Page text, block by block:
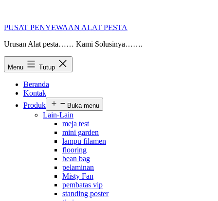
PUSAT PENYEWAAN ALAT PESTA
Urusan Alat pesta…… Kami Solusinya…….
Menu Tutup
Beranda
Kontak
Produk
Buka menu
Lain-Lain
meja test
mini garden
lampu filamen
flooring
bean bag
pelaminan
Misty Fan
pembatas vip
standing poster